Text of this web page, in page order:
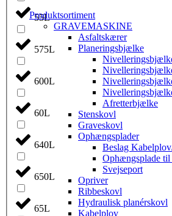
55L
575L
600L
60L
640L
650L
65L
Produktsortiment
GRAVEMASKINE
Asfaltskærer
Planeringsbjælke
Afretterbjælke
Stenskovl
Graveskovl
Ophængsplader
Beslag
Ophængsplade til
Svejseport
Opriver
Ribbeskovl
Hydraulisk planérskovl
Kabelplov